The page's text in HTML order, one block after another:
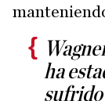
ha
sufrido